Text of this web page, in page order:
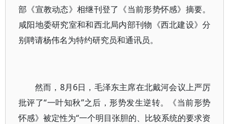
部《宣教动态》相继刊登了《当前形势怀感》摘要。
咸阳地委研究室和和西北局内部刊物《西北建设》分
别聘请杨伟名为特约研究员和通讯员。
然而，8月6日，毛泽东主席在北戴河会议上严厉
批评了“一叶知秋”之后，形势发生逆转。《当前形势
怀感》被定性为“一个明目张胆的、比较系统的要求资